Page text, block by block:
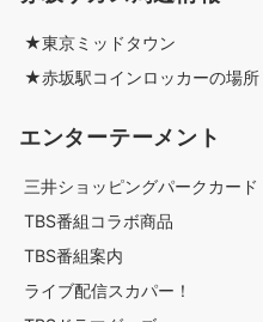
★東京ミッドタウン
★赤坂駅コインロッカーの場所
エンターテーメント
三井ショッピングパークカード
TBS番組コラボ商品
TBS番組案内
ライブ配信スカパー！